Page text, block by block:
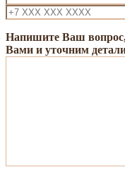
Напишите Ваш
Вами и уточним